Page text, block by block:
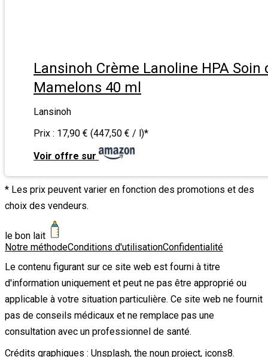
Lansinoh Crème Lanoline HPA Soin
Mamelons 40 ml
Lansinoh
Prix : 17,90 € (447,50 € / l)*
Voir offre sur
* Les prix peuvent varier en fonction des promotions et des
choix des vendeurs.
le bon lait
Notre méthodeConditions d'utilisationConfidentialité
Le contenu figurant sur ce site web est fourni à titre
d'information uniquement et peut ne pas être approprié ou
applicable à votre situation particulière. Ce site web ne fournit
pas de conseils médicaux et ne remplace pas une
consultation avec un professionnel de santé.
Crédits graphiques : Unsplash, the noun project, icons8.